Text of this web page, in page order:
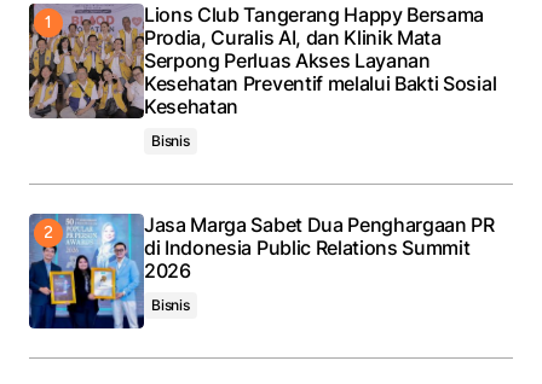
Lions Club Tangerang Happy Bersama
Prodia, Curalis AI, dan Klinik Mata
Serpong Perluas Akses Layanan
Kesehatan Preventif melalui Bakti Sosial
Kesehatan
Bisnis
Jasa Marga Sabet Dua Penghargaan PR
di Indonesia Public Relations Summit
2026
Bisnis